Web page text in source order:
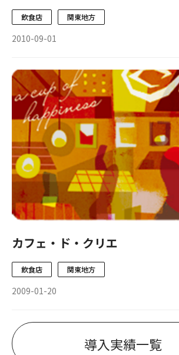
飲食店 関東地方
2010-09-01
カフェ・ド・クリエ
飲食店 関東地方
2009-01-20
導入実績一覧